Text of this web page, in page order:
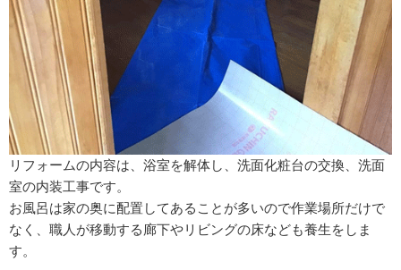
リフォームの内容は、浴室を解体し、洗面化粧台の交換、洗面
室の内装工事です。
お風呂は家の奥に配置してあることが多いので作業場所だけで
なく、職人が移動する廊下やリビングの床なども養生をしま
す。